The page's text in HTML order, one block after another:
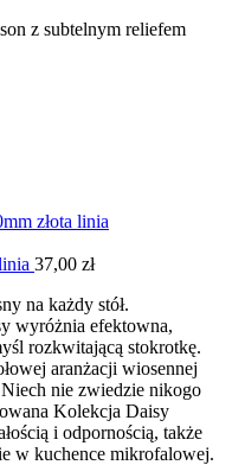
z subtelnym reliefem
37,00 zł
na każdy stół.
wyróżnia efektowna,
rozkwitającą stokrotkę.
aranżacji wiosennej
nie zwiedzie nikogo
Kolekcja Daisy
i odpornością, także
w kuchence mikrofalowej.